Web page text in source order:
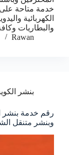
خدمة متاحة على
الكهربائية
والبطاريات
Rawan
بنشر
وبنشر متنقل